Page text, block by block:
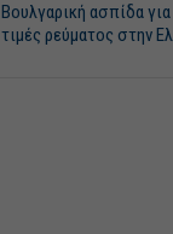
Βουλγαρική ασπίδα για
τιμές ρεύματος στην